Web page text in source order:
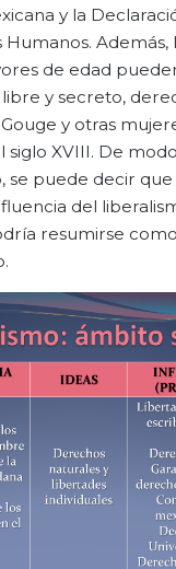
y la
Además,
de edad
y secreto,
y otras
siglo XVIII. De
se puede decir que
del
resumirse